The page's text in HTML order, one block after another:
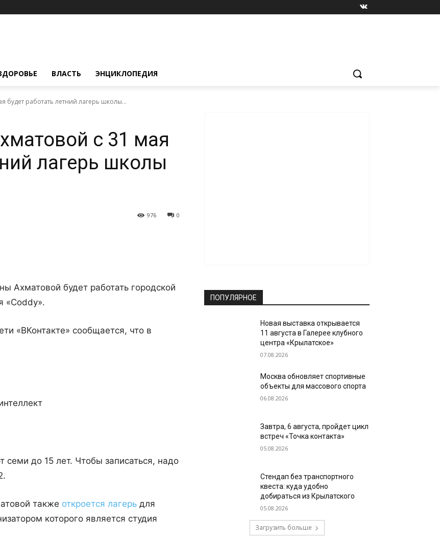
ВЛАСТЬ ЭНЦИКЛОПЕДИЯ
будет работать летний лагерь школы...
с 31 мая
лагерь школы
0
976
Ахматовой будет работать городской
«Coddy».
«ВКонтакте» сообщается, что в
семи до 15 лет. Чтобы записаться, надо
также откроется лагерь для
которого является студия
ПОПУЛЯРНОЕ
Новая выставка открывается
11 августа в Галерее клубного
центра «Крылатское»
07.08.2026
Москва обновляет спортивные
объекты для массового спорта
06.08.2026
Завтра, 6 августа, пройдет цикл
встреч «Точка контакта»
05.08.2026
Стендап без транспортного
квеста: куда удобно
добираться из Крылатского
05.08.2026
Загрузить больше